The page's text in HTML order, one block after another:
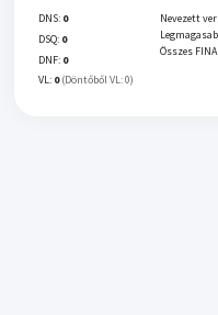
DNS: 0
DSQ: 0
DNF: 0
VL: 0 (Döntőből VL: 0)
Nevezett
Összes